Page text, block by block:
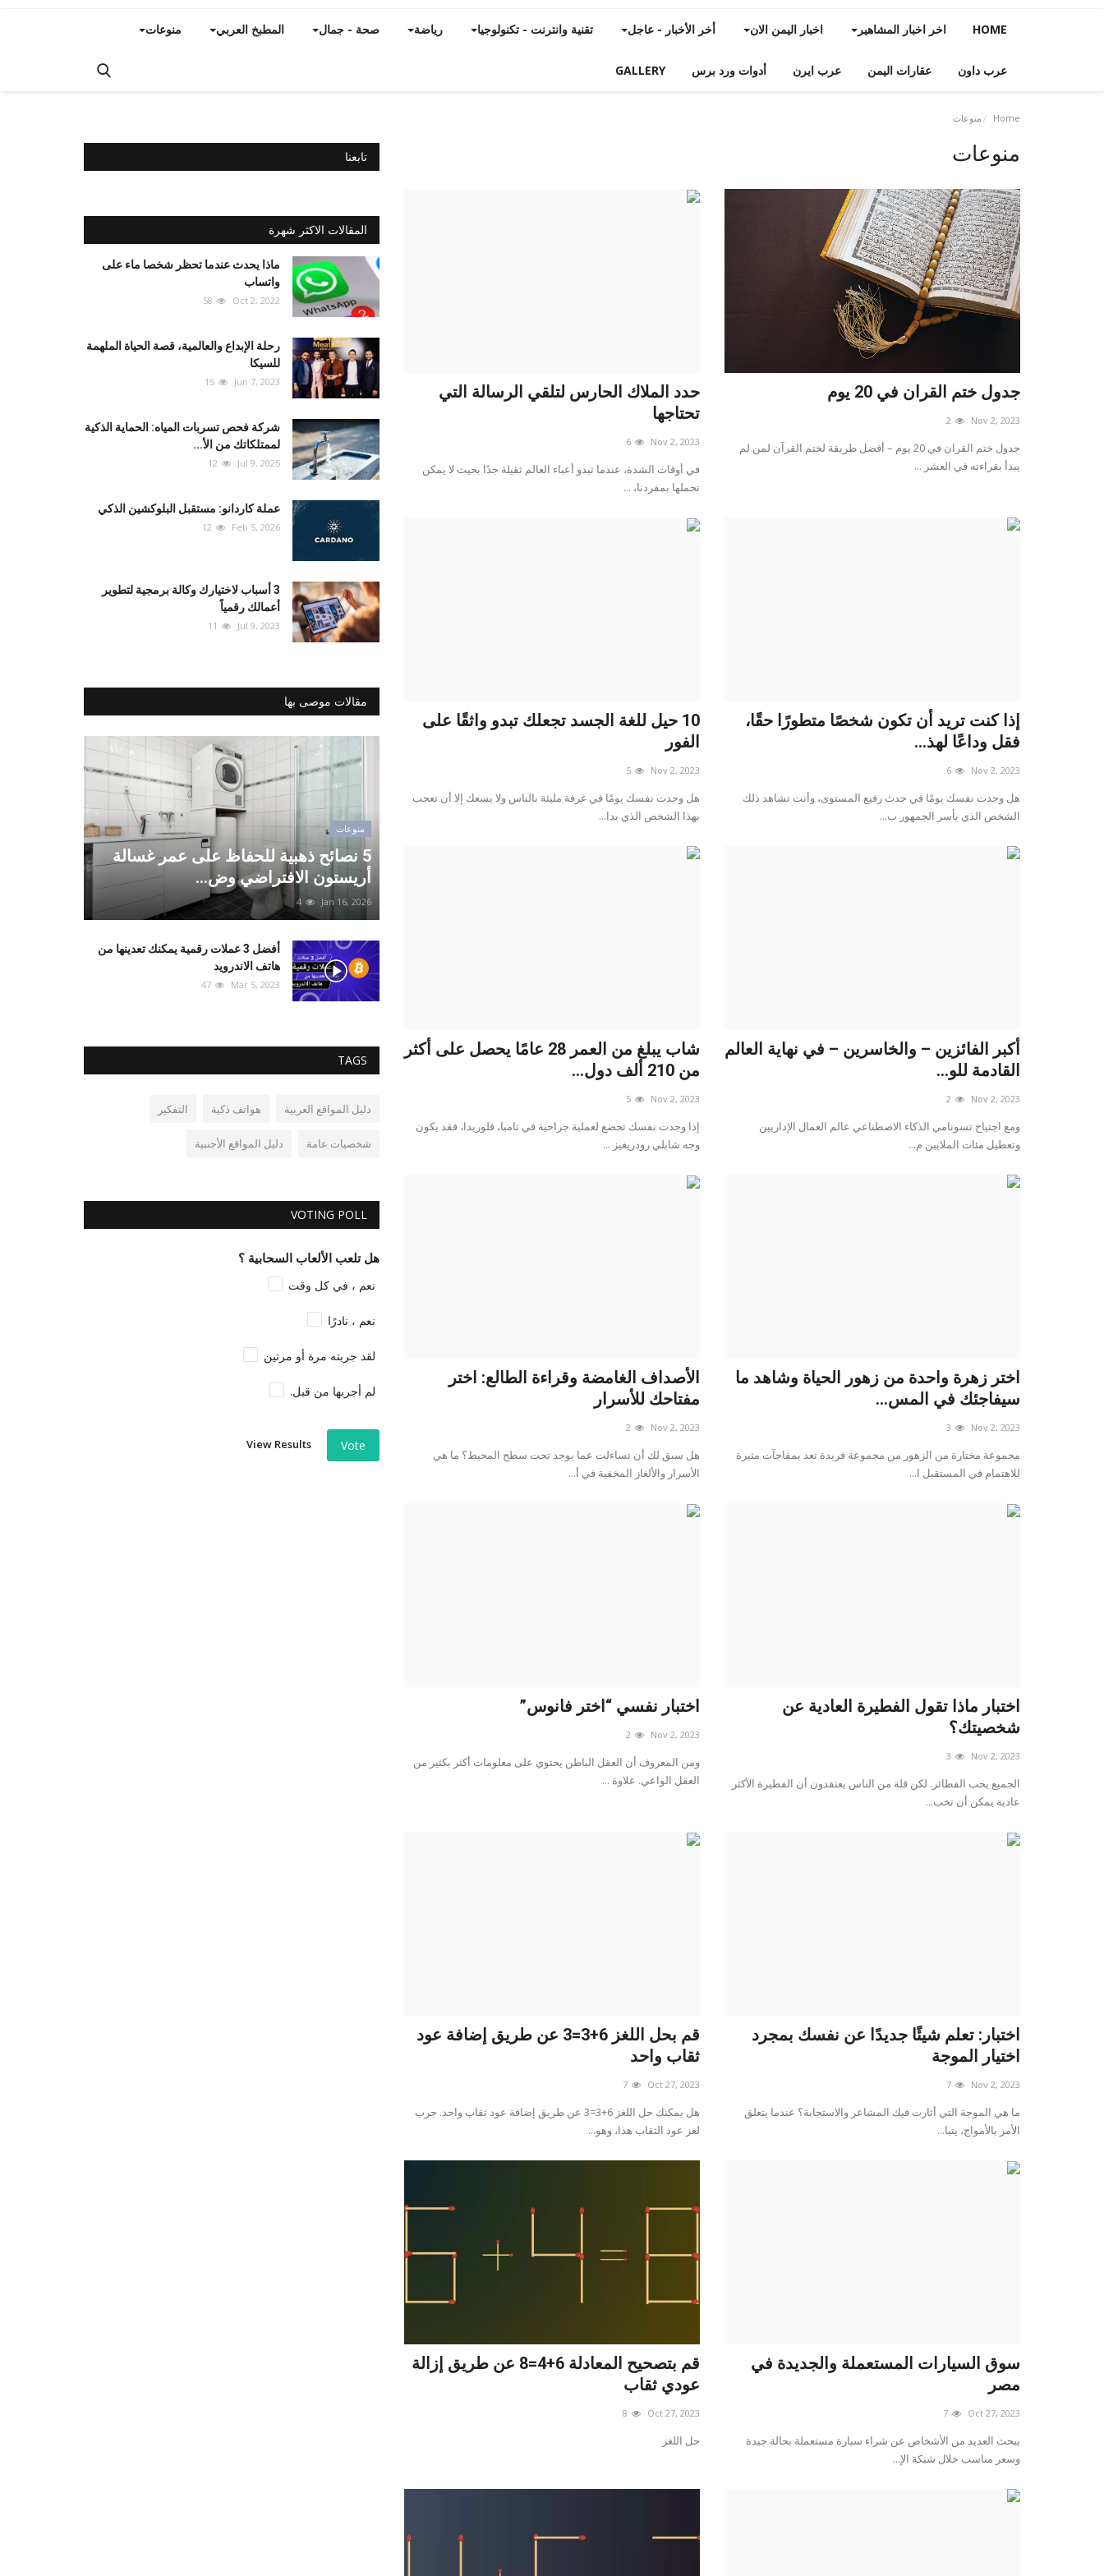
HOME اخر اخبار المشاهير اخبار اليمن الان أخر الأخبار - عاجل تقنية وانترنت - تكنولوجيا رياضة صحة - جمال المطبخ العربي منوعات
عرب داون عقارات اليمن عرب ايرن أدوات ورد برس GALLERY
Home منوعات
منوعات
جدول ختم القران في 20 يوم
Nov 2, 2023
2
جدول ختم القران في 20 يوم – أفضل طريقة لختم القرآن لمن لم
يبدأ بقراءته في العشر ...
حدد الملاك الحارس لتلقي الرسالة التي
تحتاجها
Nov 2, 2023
6
في أوقات الشدة، عندما تبدو أعباء العالم ثقيلة جدًا بحيث لا يمكن
تحملها بمفردنا، ...
إذا كنت تريد أن تكون شخصًا متطورًا حقًا،
فقل وداعًا لهذ...
Nov 2, 2023
6
هل وجدت نفسك يومًا في حدث رفيع المستوى، وأنت تشاهد ذلك
الشخص الذي يأسر الجمهور ب...
10 حيل للغة الجسد تجعلك تبدو واثقًا على
الفور
Nov 2, 2023
5
هل وجدت نفسك يومًا في غرفة مليئة بالناس ولا يسعك إلا أن تعجب
بهذا الشخص الذي بدا...
أكبر الفائزين – والخاسرين – في نهاية العالم
القادمة للو...
Nov 2, 2023
2
ومع اجتياح تسونامي الذكاء الاصطناعي عالم العمال الإداريين
وتعطيل مئات الملايين م...
شاب يبلغ من العمر 28 عامًا يحصل على أكثر
من 210 ألف دول...
Nov 2, 2023
5
إذا وجدت نفسك تخضع لعملية جراحية في تامبا، فلوريدا، فقد يكون
وجه شابلي رودريغيز ...
اختر زهرة واحدة من زهور الحياة وشاهد ما
سيفاجئك في المس...
Nov 2, 2023
3
مجموعة مختارة من الزهور من مجموعة فريدة تعد بمفاجآت مثيرة
للاهتمام في المستقبل ا...
الأصداف الغامضة وقراءة الطالع: اختر
مفتاحك للأسرار
Nov 2, 2023
2
هل سبق لك أن تساءلت عما يوجد تحت سطح المحيط؟ ما هي
الأسرار والألغاز المخفية في أ...
اختبار ماذا تقول الفطيرة العادية عن
شخصيتك؟
Nov 2, 2023
3
الجميع يحب الفطائر. لكن قلة من الناس يعتقدون أن الفطيرة الأكثر
عادية يمكن أن تخب...
اختبار نفسي “اختر فانوس”
Nov 2, 2023
2
ومن المعروف أن العقل الباطن يحتوي على معلومات أكثر بكثير من
العقل الواعي. علاوة ...
اختبار: تعلم شيئًا جديدًا عن نفسك بمجرد
اختيار الموجة
Nov 2, 2023
7
ما هي الموجة التي أثارت فيك المشاعر والاستجابة؟ عندما يتعلق
الأمر بالأمواج، يتبا...
قم بحل اللغز 6+3=3 عن طريق إضافة عود
ثقاب واحد
Oct 27, 2023
7
هل يمكنك حل اللغز 6+3=3 عن طريق إضافة عود ثقاب واحد. جرب
لغز عود الثقاب هذا، وهو...
سوق السيارات المستعملة والجديدة في
مصر
Oct 27, 2023
7
يبحث العديد من الأشخاص عن شراء سيارة مستعملة بحالة جيدة
وسعر مناسب خلال شبكة الإ...
قم بتصحيح المعادلة 6+4=8 عن طريق إزالة
عودي ثقاب
Oct 27, 2023
8
حل اللغز
تابعنا
المقالات الاكثر شهرة
ماذا يحدث عندما تحظر شخصا ماء على
واتساب
Oct 2, 2022
58
رحلة الإبداع والعالمية، قصة الحياة الملهمة
للسيكا
Jun 7, 2023
15
شركة فحص تسربات المياه: الحماية الذكية
لممتلكاتك من الأ...
Jul 9, 2025
12
عملة كاردانو: مستقبل البلوكشين الذكي
Feb 5, 2026
12
3 أسباب لاختيارك وكالة برمجية لتطوير
أعمالك رقمياً
Jul 9, 2023
11
مقالات موصى بها
منوعات
5 نصائح ذهبية للحفاظ على عمر غسالة
أريستون الافتراضي وض...
Jan 16, 2026
4
أفضل 3 عملات رقمية يمكنك تعدينها من
هاتف الاندرويد
Mar 5, 2023
47
TAGS
دليل المواقع العربية هواتف ذكية التفكير
شخصيات عامة دليل المواقع الأجنبية
VOTING POLL
هل تلعب الألعاب السحابية ؟
نعم ، في كل وقت
نعم ، نادرًا
لقد جربته مرة أو مرتين
لم أجربها من قبل.
Vote
View Results